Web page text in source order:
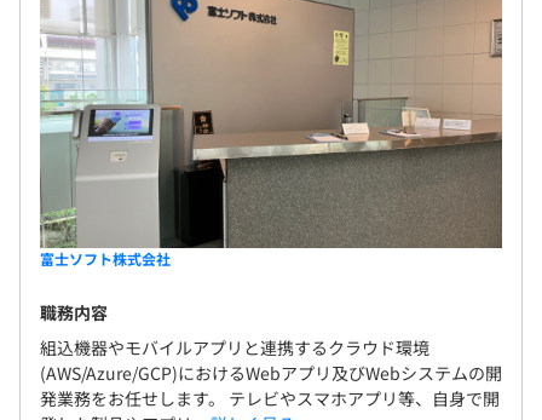
富士ソフト株式会社
職務内容
組込機器やモバイルアプリと連携するクラウド環境
(AWS/Azure/GCP)におけるWebアプリ及びWebシステムの開
発業務をお任せします。 テレビやスマホアプリ等、自身で開